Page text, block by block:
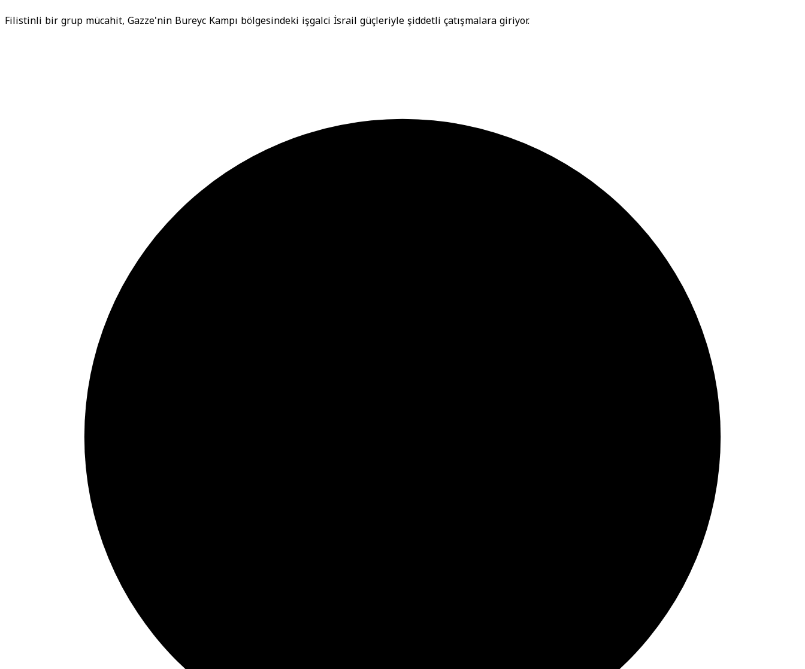
Filistinli bir grup mücahit, Gazze'nin Bureyc Kampı bölgesindeki işgalci İsrail güçleriyle şiddetli çatışmalara giriyor.